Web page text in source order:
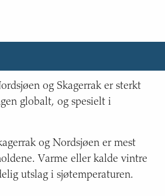
og Skagerrak er sterkt
globalt, og spesielt i
og Nordsjøen er mest
Varme eller kalde vintre
utslag i sjøtemperaturen.